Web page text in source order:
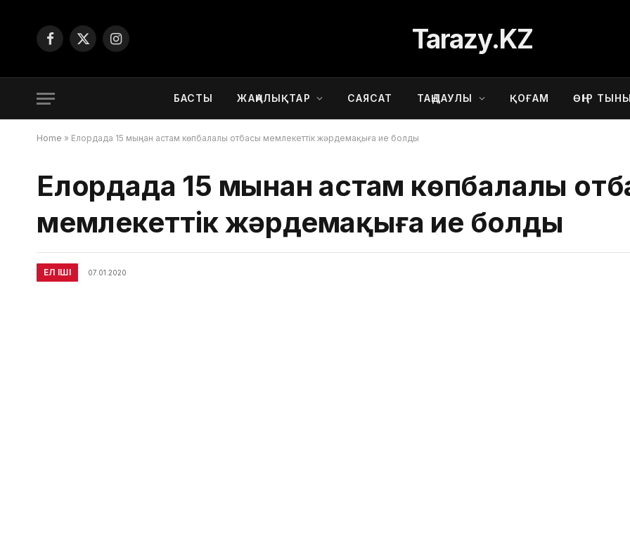
Facebook
X
Instagram Tarazy.KZ
БАСТЫ ЖАҢАЛЫҚТАР САЯСАТ ТАҢДАУЛЫ ҚОҒАМ ӨҢІР
Home » Елордада 15 мыңнан астам көпбалалы отбасы мемлекеттік жәрдемақыға ие болды
Елордада 15 мыңнан астам көпбалалы
мемлекеттік жәрдемақыға ие болды
ЕЛ ІШІ 07.01.2020